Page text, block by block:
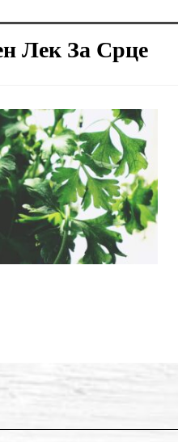
Лек За Срце